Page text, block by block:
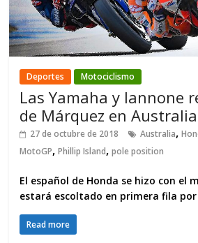
Deportes Motociclismo
Las Yamaha y Iannone
de Márquez en Australia
27 de octubre de 2018 Australia,
MotoGP,Phillip Island,pole position
El español de Honda se hizo con el
estará escoltado en primera fila por
Read more